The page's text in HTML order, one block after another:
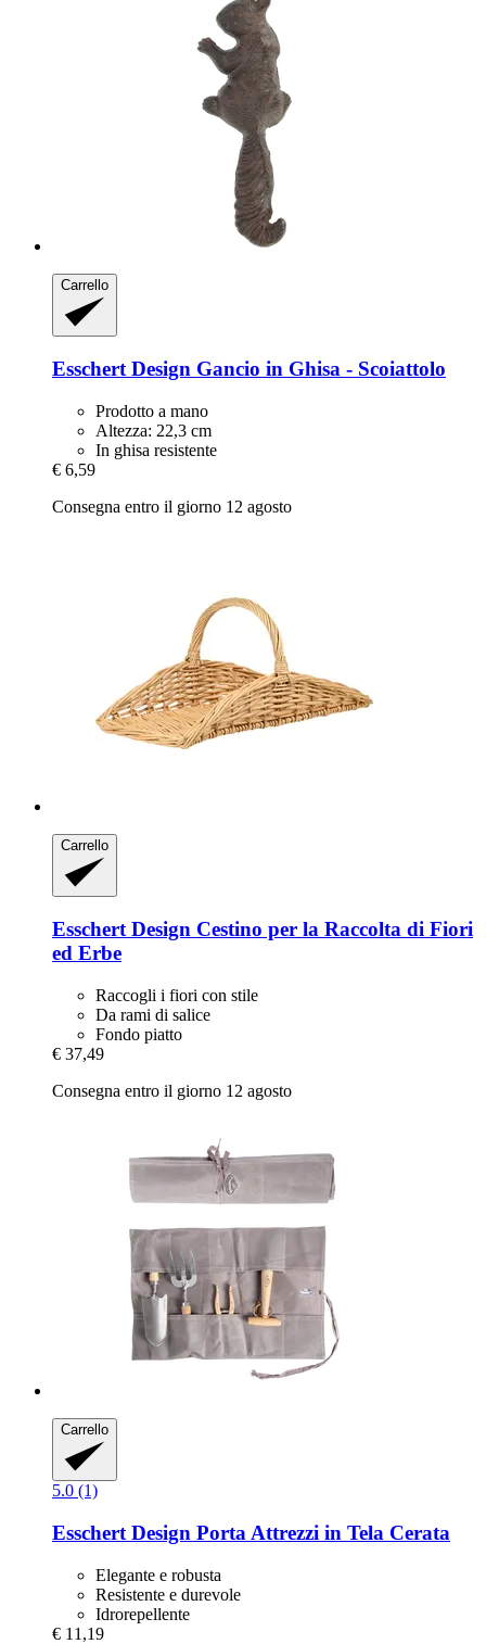
Carrello
Esschert Design Gancio in Ghisa -​ Scoiattolo
Prodotto a mano
Altezza: 22,3 cm
In ghisa resistente
€ 6,59
Consegna entro il giorno 12 agosto
Carrello
Esschert Design Cestino per la Raccolta di Fiori
ed Erbe
Raccogli i fiori con stile
Da rami di salice
Fondo piatto
€ 37,49
Consegna entro il giorno 12 agosto
Carrello
5.0 (1)
Esschert Design Porta Attrezzi in Tela Cerata
Elegante e robusta
Resistente e durevole
Idrorepellente
€ 11,19